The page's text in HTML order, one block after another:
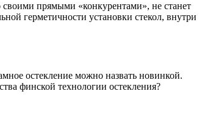
своими прямыми «конкурентами», не станет
герметичности установки стекол, внутри
остекление можно назвать новинкой.
финской технологии остекления?